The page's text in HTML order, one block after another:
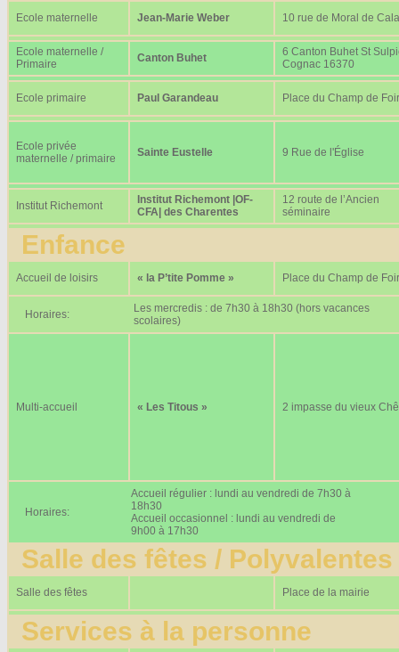
Ecole maternelle Jean-Marie Weber 10 rue de Moral de
Ecole maternelle /
Primaire
Canton Buhet
6 Canton Buhet St
Cognac 16370
Ecole primaire Paul Garandeau Place du Champ de
Ecole privée
maternelle / primaire
Sainte Eustelle 9 Rue de l'Église
Institut Richemont
Institut Richemont |OF-
CFA| des Charentes
12 route de l’Ancien
séminaire
Enfance
Accueil de loisirs « la P’tite Pomme » Place du Champ de
Horaires:
Les mercredis : de 7h30 à 18h30 (hors vacances
scolaires)
Multi-accueil « Les Titous » 2 impasse du vieux
Horaires:
Accueil régulier : lundi au vendredi de 7h30 à
18h30
Accueil occasionnel : lundi au vendredi de
9h00 à 17h30
Salle des fêtes / Polyvalentes
Salle des fêtes Place de la mairie
Services à la personne